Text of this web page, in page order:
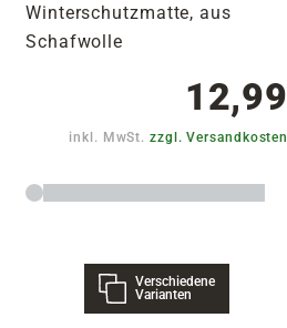
Winterschutzmatte, aus
Schafwolle
12,99
inkl. MwSt.zzgl. Versandkosten
Verschiedene
Varianten